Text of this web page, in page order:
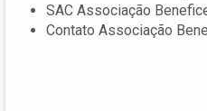
SAC Associação
Contato Associação